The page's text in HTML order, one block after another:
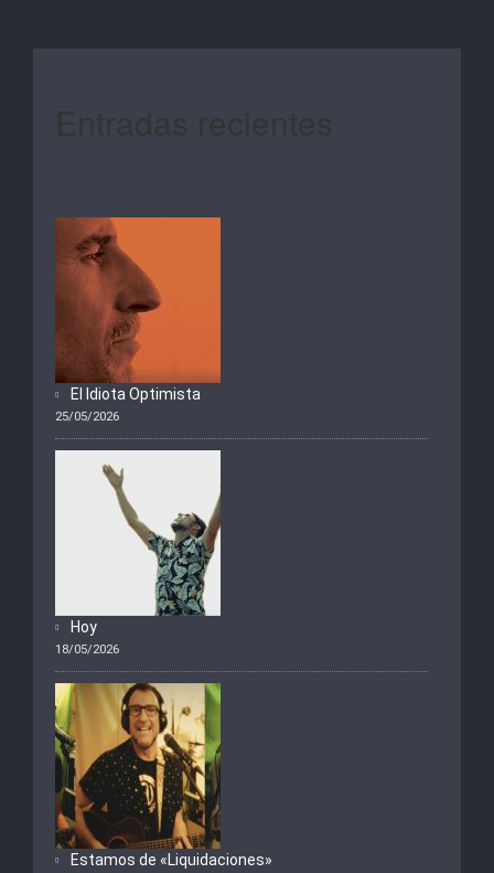
El Idiota Optimista
25/05/2026
Hoy
18/05/2026
Estamos de «Liquidaciones»